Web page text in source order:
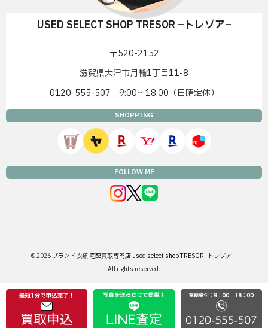
USED SELECT SHOP TRESOR –トレゾア–
〒520-2152
滋賀県大津市月輪1丁目11-8
0120-555-507 9:00〜18:00（日曜定休）
SHOPPING
FOLLOW ME
© 2026 ブランド衣類 宅配買取専門店 used select shop TRESOR -トレゾア- .
All rights reserved.